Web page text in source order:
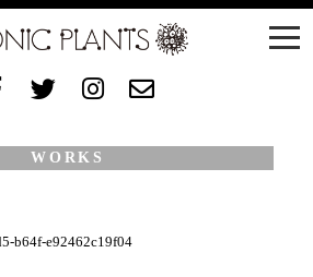
WORKS